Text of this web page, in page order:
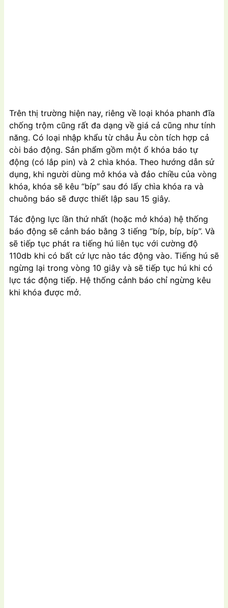
Trên thị trường hiện nay, riêng về loại khóa phanh đĩa
chống trộm cũng rất đa dạng về giá cả cũng như tính
năng. Có loại nhập khẩu từ châu Âu còn tích hợp cả
còi báo động. Sản phẩm gồm một ổ khóa báo tự
động (có lắp pin) và 2 chìa khóa. Theo hướng dẫn sử
dụng, khi người dùng mở khóa và đảo chiều của vòng
khóa, khóa sẽ kêu “bíp” sau đó lấy chìa khóa ra và
chuông báo sẽ được thiết lập sau 15 giây.
Tác động lực lần thứ nhất (hoặc mở khóa) hệ thống
báo động sẽ cảnh báo bằng 3 tiếng “bíp, bíp, bíp”. Và
sẽ tiếp tục phát ra tiếng hú liên tục với cường độ
110db khi có bất cứ lực nào tác động vào. Tiếng hú sẽ
ngừng lại trong vòng 10 giây và sẽ tiếp tục hú khi có
lực tác động tiếp. Hệ thống cảnh báo chỉ ngừng kêu
khi khóa được mở.